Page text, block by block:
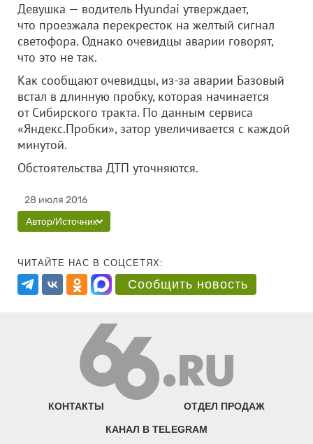
Девушка — водитель Hyundai утверждает,
что проезжала перекресток на желтый сигнал
светофора. Однако очевидцы аварии говорят,
что это не так.
Как сообщают очевидцы, из-за аварии Базовый
встал в длинную пробку, которая начинается
от Сибирского тракта. По данным сервиса
«Яндекс.Пробки», затор увеличивается с каждой
минутой.
Обстоятельства ДТП уточняются.
28 июля 2016
Автор/Источник
ЧИТАЙТЕ НАС В СОЦСЕТЯХ:
Сообщить новость
КОНТАКТЫ ОТДЕЛ ПРОДАЖ
КАНАЛ В TELEGRAM